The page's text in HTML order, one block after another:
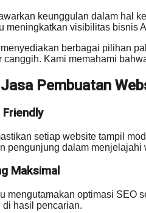
keunggulan dalam hal
meningkatkan visibilitas bisnis
berbagai pilihan
canggih. Kami memahami
Pembuatan
setiap website tampil
pengunjung dalam menjelajahi
Maksimal
mengutamakan optimasi SEO
hasil pencarian.